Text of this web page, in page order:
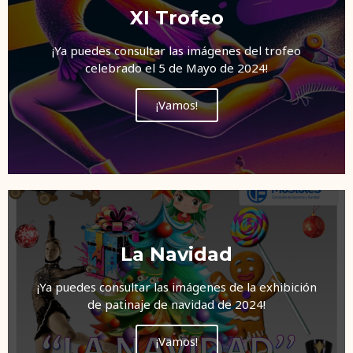
XI Trofeo
¡Ya puedes consultar las imágenes del trofeo
celebrado el 5 de Mayo de 2024!
¡Vamos!
La Navidad
¡Ya puedes consultar las imágenes de la exhibición
de patinaje de navidad de 2024!
¡Vamos!